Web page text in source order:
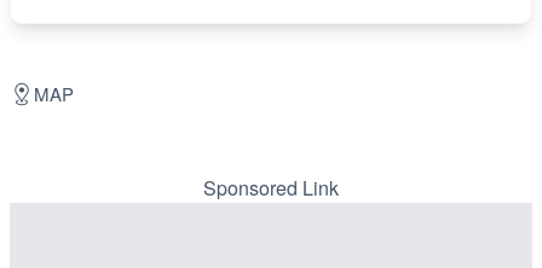
MAP
Sponsored Link